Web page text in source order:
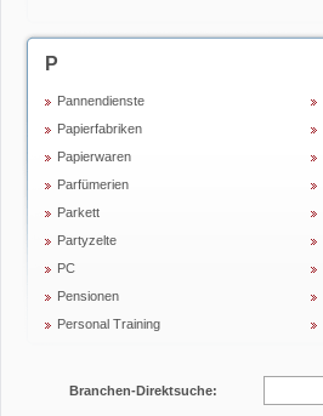
P
Pannendienste
Papierfabriken
Papierwaren
Parfümerien
Parkett
Partyzelte
PC
Pensionen
Personal Training
Branchen-Direktsuche: